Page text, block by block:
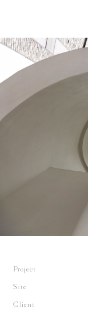
Project
Site
Client